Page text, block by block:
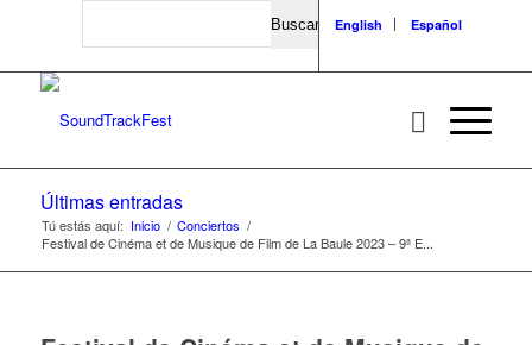
Search
English Español
Últimas entradas
Tú estás aquí: Inicio / Conciertos /
Festival de Cinéma et de Musique de Film de La Baule 2023 – 9ª E...